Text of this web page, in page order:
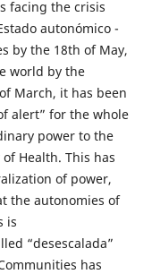
facing the crisis
autonómico -
by the 18th of May,
world by the
March, it has been
alert” for the whole
power to the
Health. This has
of power,
the autonomies of
is
“desescalada”
has